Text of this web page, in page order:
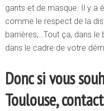
gants et de masque. Il y a
comme le respect de la
barrières,…Tout ça, dans le
dans le cadre de votre
Donc si vous
Toulouse,